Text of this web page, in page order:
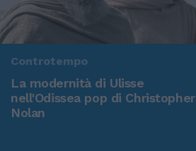
Controtempo
La modernità di Ulisse
nell'Odissea pop di Christopher
Nolan